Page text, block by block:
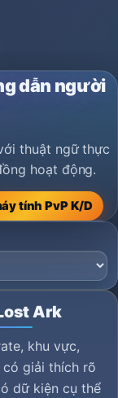
dẫn người
thuật ngữ thực
hoạt động.
tính PvP K/D
Ark
khu vực,
có giải thích rõ
dữ kiện cụ thể